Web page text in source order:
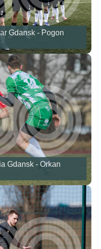
Gdansk - Pogon
Gdansk - Orkan